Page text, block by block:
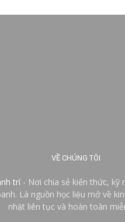
VỀ CHÚNG TÔI
trí - Nơi chia sẻ kiến thức, kỹ
Là nguồn học liệu mở về
nhật liên tục và hoàn toàn